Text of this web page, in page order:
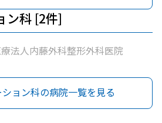
ン科 [2件]
法人内藤外科整形外科医院
ョン科の病院一覧を見る